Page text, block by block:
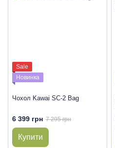
Sale
Новинка
Чохол Kawai SC-2 Bag
6 399 грн 7 295 грн
Купити